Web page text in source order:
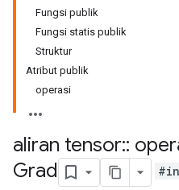
Fungsi publik
Fungsi statis publik
Struktur
Atribut publik
operasi
aliran tensor::
Grad